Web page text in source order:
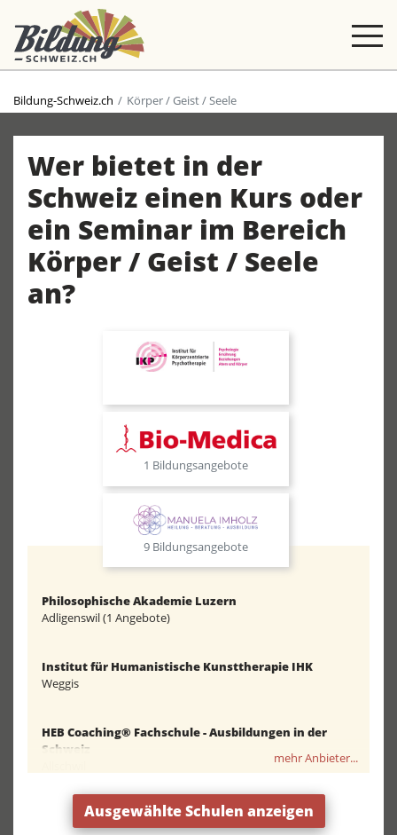
Bildung-Schweiz.ch Körper / Geist / Seele
Wer bietet in der
Schweiz einen Kurs oder
ein Seminar im Bereich
Körper / Geist / Seele
an?
1 Bildungsangebote
9 Bildungsangebote
Philosophische Akademie Luzern
Adligenswil (1 Angebote)
Institut für Humanistische Kunsttherapie IHK
Weggis
HEB Coaching® Fachschule - Ausbildungen in der
Schweiz
LebensRaum - Feng Shui & Coaching
Zofingen (2 Angebote)
mehr Anbieter...
Ausgewählte Schulen anzeigen